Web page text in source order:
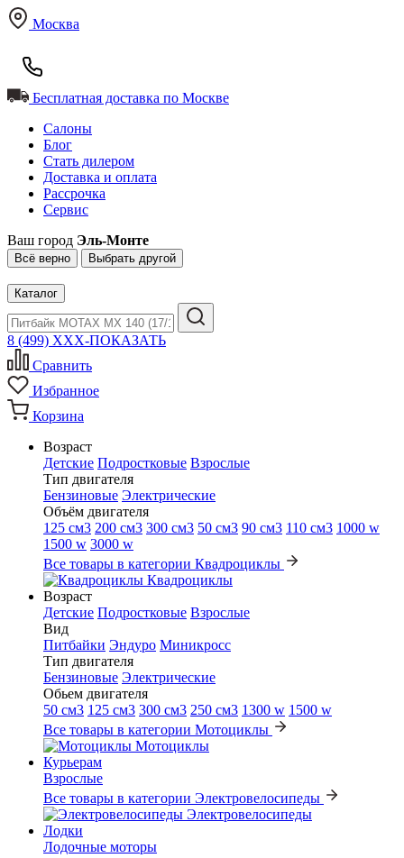
Москва
Бесплатная доставка по Москве
Салоны
Блог
Стать дилером
Доставка и оплата
Рассрочка
Сервис
Ваш город Эль-Монте
Всё верно Выбрать другой
Каталог
8 (499) XXX-ПОКАЗАТЬ
Сравнить
Избранное
Корзина
Возраст
Детские Подростковые Взрослые
Тип двигателя
Бензиновые Электрические
Объём двигателя
125 см3 200 см3 300 см3 50 см3 90 см3 110 см3 1000 w
1500 w 3000 w
Все товары в категории Квадроциклы
Квадроциклы
Возраст
Детские Подростковые Взрослые
Вид
Питбайки Эндуро Миникросс
Тип двигателя
Бензиновые Электрические
Обьем двигателя
50 см3 125 см3 300 см3 250 см3 1300 w 1500 w
Все товары в категории Мотоциклы
Мотоциклы
Курьерам
Взрослые
Все товары в категории Электровелосипеды
Электровелосипеды
Лодки
Лодочные моторы